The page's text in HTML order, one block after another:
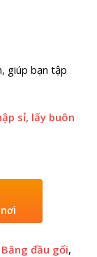
giúp bạn tập
sỉ, lấy buôn
Băng đầu gối,